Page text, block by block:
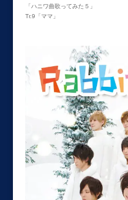
「ハニワ曲歌ってみた５」
Tr.9「ママ」